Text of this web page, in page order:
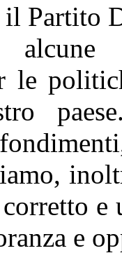
Partito
alcune
le
e